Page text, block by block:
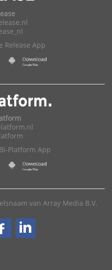
Release App
Platform App
van Array Media B.V.